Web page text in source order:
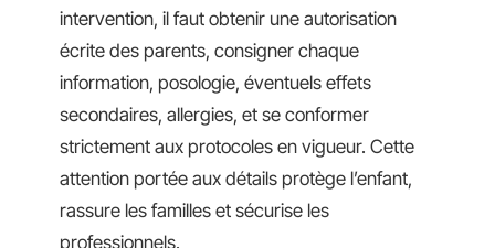
intervention, il faut obtenir une autorisation
écrite des parents, consigner chaque
information, posologie, éventuels effets
secondaires, allergies, et se conformer
strictement aux protocoles en vigueur. Cette
attention portée aux détails protège l’enfant,
rassure les familles et sécurise les
professionnels.